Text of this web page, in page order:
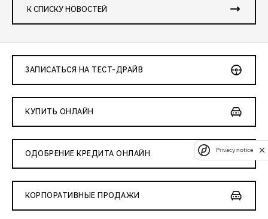
К СПИСКУ НОВОСТЕЙ
ЗАПИСАТЬСЯ НА ТЕСТ-ДРАЙВ
КУПИТЬ ОНЛАЙН
ОДОБРЕНИЕ КРЕДИТА ОНЛАЙН
КОРПОРАТИВНЫЕ ПРОДАЖИ
Privacy notice